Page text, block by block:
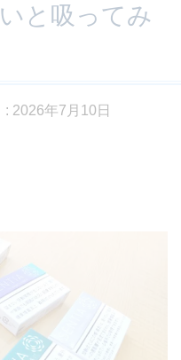
と吸ってみ
: 2026年7月10日